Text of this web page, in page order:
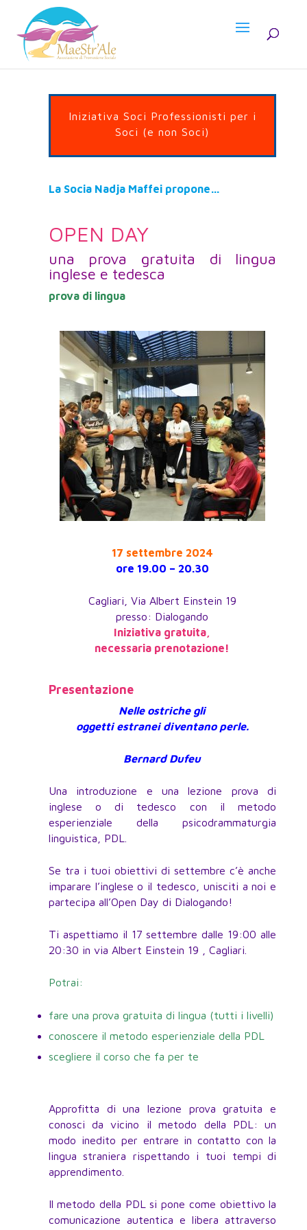
Iniziativa Soci Professionisti per i
Soci (e non Soci)
La Socia Nadja Maffei propone…
OPEN DAY
una prova gratuita di lingua
inglese e tedesca
prova di lingua
17 settembre 2024
ore 19.00 – 20.30
Cagliari, Via Albert Einstein 19
presso: Dialogando
Iniziativa gratuita,
necessaria prenotazione!
Presentazione
Nelle ostriche gli
oggetti estranei diventano perle.
Bernard Dufeu
Una introduzione e una lezione prova di
inglese o di tedesco con il metodo
esperienziale della psicodrammaturgia
linguistica, PDL.
Se tra i tuoi obiettivi di settembre c’è anche
imparare l’inglese o il tedesco, unisciti a noi e
partecipa all’Open Day di Dialogando!
Ti aspettiamo il 17 settembre dalle 19:00 alle
20:30 in via Albert Einstein 19 , Cagliari.
Potrai:
fare una prova gratuita di lingua (tutti i livelli)
conoscere il metodo esperienziale della PDL
scegliere il corso che fa per te
Approfitta di una lezione prova gratuita e
conosci da vicino il metodo della PDL: un
modo inedito per entrare in contatto con la
lingua straniera rispettando i tuoi tempi di
apprendimento.
Il metodo della PDL si pone come obiettivo la
comunicazione autentica e libera attraverso